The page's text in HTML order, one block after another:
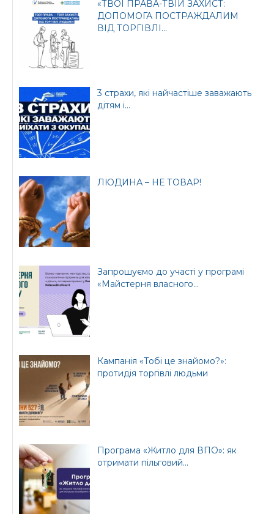
«ТВОЇ ПРАВА-ТВІЙ ЗАХИСТ:
ДОПОМОГА ПОСТРАЖДАЛИМ
ВІД ТОРГІВЛІ...
3 страхи, які найчастіше заважають
дітям і...
ЛЮДИНА – НЕ ТОВАР!
Запрошуємо до участі у програмі
«Майстерня власного...
Кампанія «Тобі це знайомо?»:
протидія торгівлі людьми
Програма «Житло для ВПО»: як
отримати пільговий...